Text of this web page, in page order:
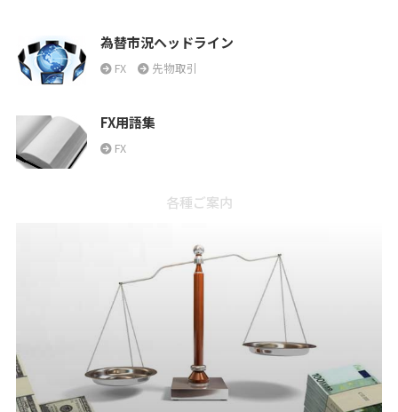
為替市況ヘッドライン
FX 先物取引
FX用語集
FX
各種ご案内